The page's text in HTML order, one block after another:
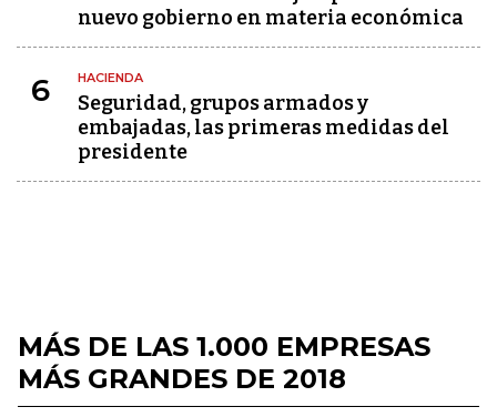
nuevo gobierno en materia económica
6 HACIENDA
Seguridad, grupos armados y
embajadas, las primeras medidas del
presidente
MÁS DE LAS 1.000 EMPRESAS
MÁS GRANDES DE 2018